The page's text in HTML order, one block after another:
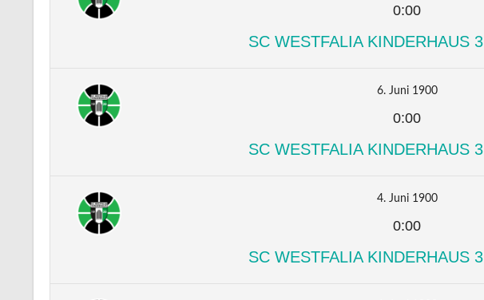
0:00
SC WESTFALIA KINDERHAUS 3
6. Juni 1900
0:00
SC WESTFALIA KINDERHAUS 3
4. Juni 1900
0:00
SC WESTFALIA KINDERHAUS 3